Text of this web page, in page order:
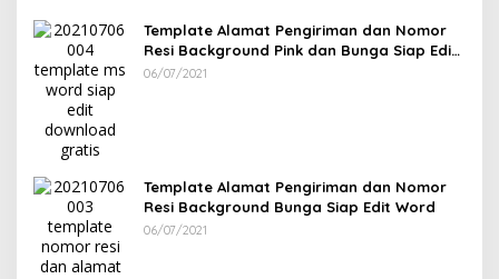
Template Alamat Pengiriman dan Nomor
Resi Background Pink dan Bunga Siap Edit
Word
06/07/2021
Template Alamat Pengiriman dan Nomor
Resi Background Bunga Siap Edit Word
06/07/2021